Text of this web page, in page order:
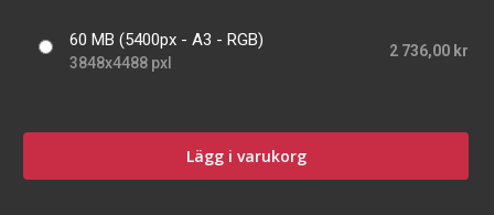
60 MB (5400px - A3 - RGB)
3848x4488 pxl
2 736,00 kr
Lägg i varukorg